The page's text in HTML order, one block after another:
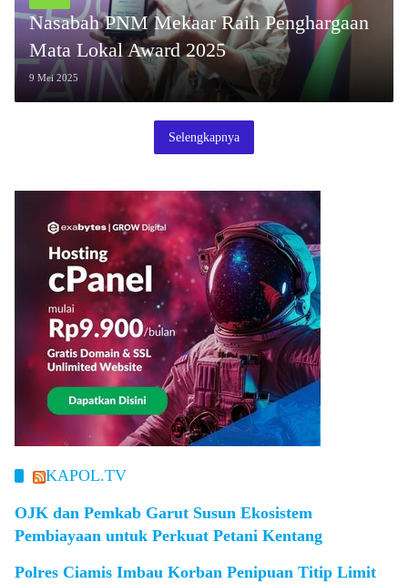
Nasabah PNM Mekaar Raih Penghargaan
Mata Lokal Award 2025
9 Mei 2025
Selengkapnya
KAPOL.TV
OJK dan Pemkab Garut Susun Ekosistem
Pembiayaan untuk Perkuat Petani Kentang
Polres Ciamis Imbau Korban Penipuan Titip Limit